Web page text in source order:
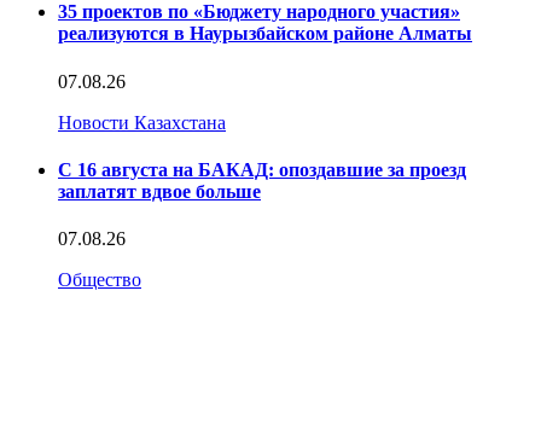
35 проектов по «Бюджету народного участия»
реализуются в Наурызбайском районе Алматы
07.08.26
Новости Казахстана
С 16 августа на БАКАД: опоздавшие за проезд
заплатят вдвое больше
07.08.26
Общество